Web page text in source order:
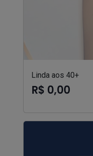
Linda aos 40+
R$ 0,00